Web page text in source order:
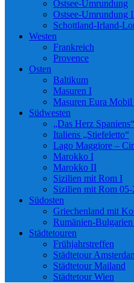
Ostsee-Umrundung
Ostsee-Umrundung
Schottland-Irland-
Westen
Frankreich
Provence
Osten
Baltikum
Masuren I
Masuren Eura
Südwesten
„Das Herz Spaniens“
Italiens „Stiefeletto“
Lago Maggiore –
Marokko I
Marokko II
Sizilien mit Rom I
Sizilien mit Rom 05-
Südosten
Griechenland mit
Rumänien-
Städtetouren
Frühjahrstreffen
Städtetour
Städtetour Mailand
Städtetour Wien